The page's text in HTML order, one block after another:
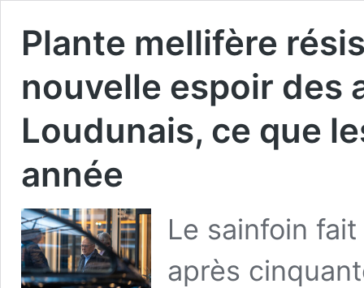
Plante mellifère
nouvelle espoir des
Loudunais, ce que
année
Le sainfoin
après